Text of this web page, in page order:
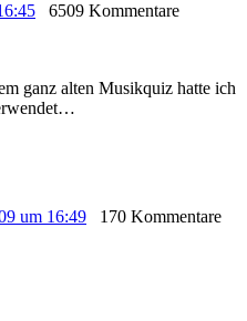
6509 Kommentare
ganz alten Musikquiz hatte ich
um 16:49
170 Kommentare